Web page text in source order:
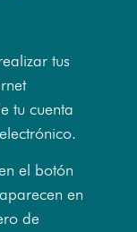
tus
tu cuenta
el botón
en
de